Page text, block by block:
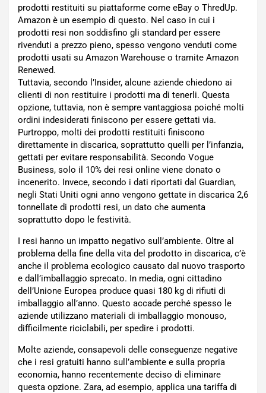
prodotti restituiti su piattaforme come eBay o ThredUp.
Amazon è un esempio di questo. Nel caso in cui i
prodotti resi non soddisfino gli standard per essere
rivenduti a prezzo pieno, spesso vengono venduti come
prodotti usati su Amazon Warehouse o tramite Amazon
Renewed.
Tuttavia, secondo l’Insider, alcune aziende chiedono ai
clienti di non restituire i prodotti ma di tenerli. Questa
opzione, tuttavia, non è sempre vantaggiosa poiché molti
ordini indesiderati finiscono per essere gettati via.
Purtroppo, molti dei prodotti restituiti finiscono
direttamente in discarica, soprattutto quelli per l’infanzia,
gettati per evitare responsabilità. Secondo Vogue
Business, solo il 10% dei resi online viene donato o
incenerito. Invece, secondo i dati riportati dal Guardian,
negli Stati Uniti ogni anno vengono gettate in discarica 2,6
tonnellate di prodotti resi, un dato che aumenta
soprattutto dopo le festività.
I resi hanno un impatto negativo sull’ambiente. Oltre al
problema della fine della vita del prodotto in discarica, c’è
anche il problema ecologico causato dal nuovo trasporto
e dall’imballaggio sprecato. In media, ogni cittadino
dell’Unione Europea produce quasi 180 kg di rifiuti di
imballaggio all’anno. Questo accade perché spesso le
aziende utilizzano materiali di imballaggio monouso,
difficilmente riciclabili, per spedire i prodotti.
Molte aziende, consapevoli delle conseguenze negative
che i resi gratuiti hanno sull’ambiente e sulla propria
economia, hanno recentemente deciso di eliminare
questa opzione. Zara, ad esempio, applica una tariffa di